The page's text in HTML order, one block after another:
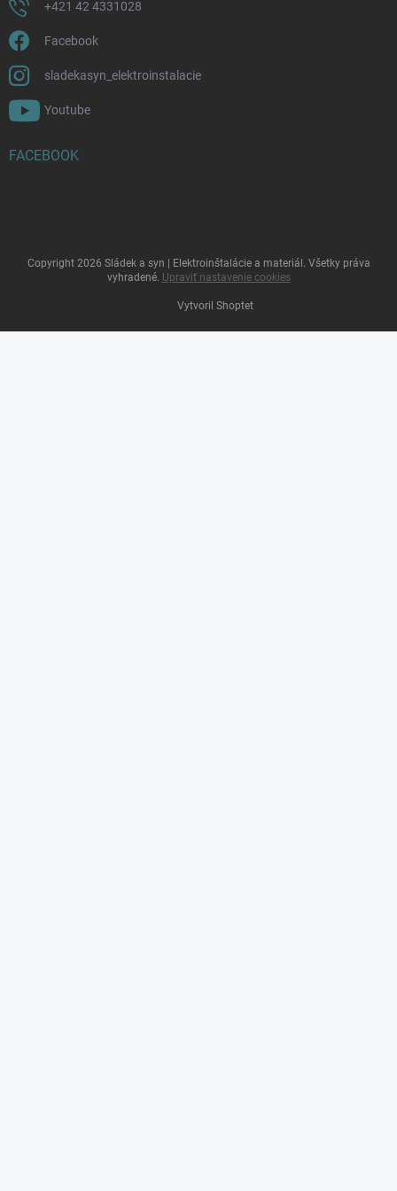
+421 42 4331028
Facebook
sladekasyn_elektroinstalacie
Youtube
FACEBOOK
Vytvoril Shoptet
Copyright 2026 Sládek a syn | Elektroinštalácie a materiál . Všetky práva
vyhradené. Upraviť nastavenie cookies